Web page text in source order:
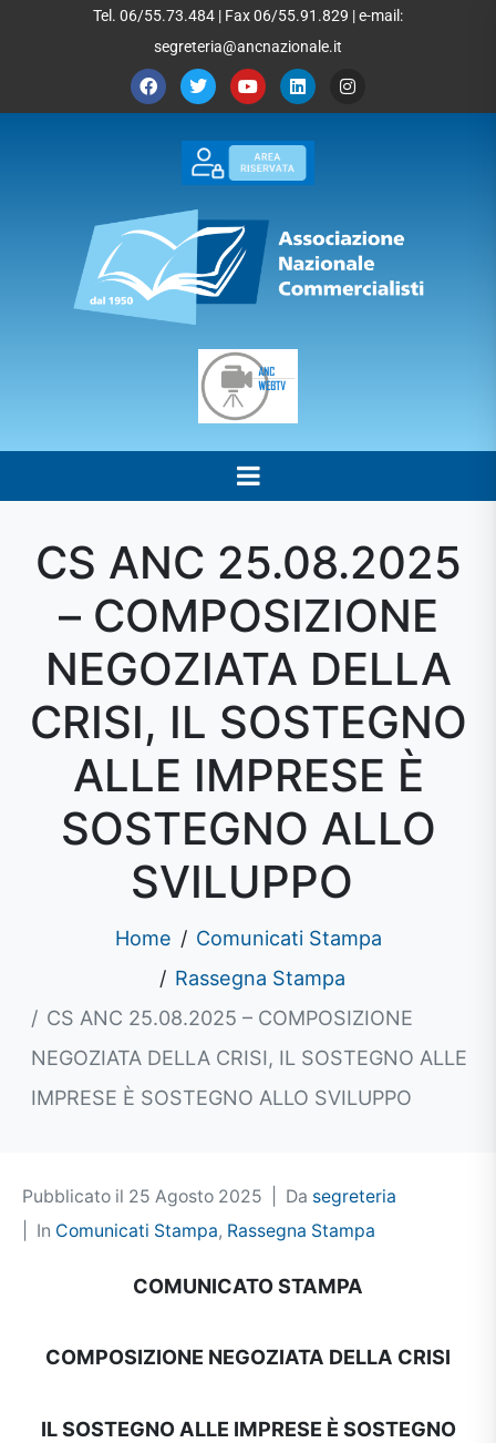
Tel. 06/55.73.484 | Fax 06/55.91.829 | e-mail:
segreteria@ancnazionale.it
CS ANC 25.08.2025
– COMPOSIZIONE
NEGOZIATA DELLA
CRISI, IL SOSTEGNO
ALLE IMPRESE È
SOSTEGNO ALLO
SVILUPPO
Home
Comunicati Stampa
Rassegna Stampa
CS ANC 25.08.2025 – COMPOSIZIONE
NEGOZIATA DELLA CRISI, IL SOSTEGNO ALLE
IMPRESE È SOSTEGNO ALLO SVILUPPO
Pubblicato il 25 Agosto 2025 Da segreteria
In Comunicati Stampa, Rassegna Stampa
COMUNICATO STAMPA
COMPOSIZIONE NEGOZIATA DELLA CRISI
IL SOSTEGNO ALLE IMPRESE È SOSTEGNO